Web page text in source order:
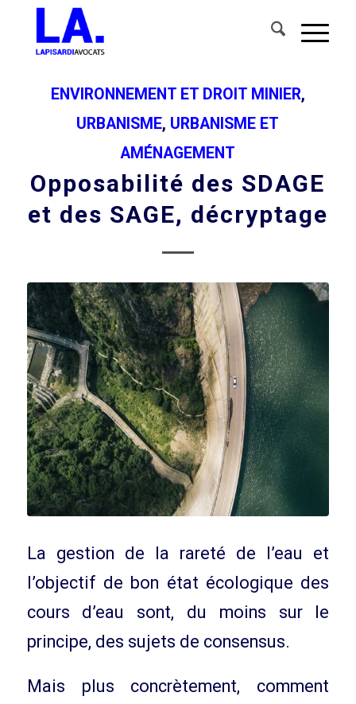
ENVIRONNEMENT ET DROIT MINIER,
URBANISME, URBANISME ET
AMÉNAGEMENT
Opposabilité des SDAGE
et des SAGE, décryptage
La gestion de la rareté de l’eau et
l’objectif de bon état écologique des
cours d’eau sont, du moins sur le
principe, des sujets de consensus.
Mais plus concrètement, comment